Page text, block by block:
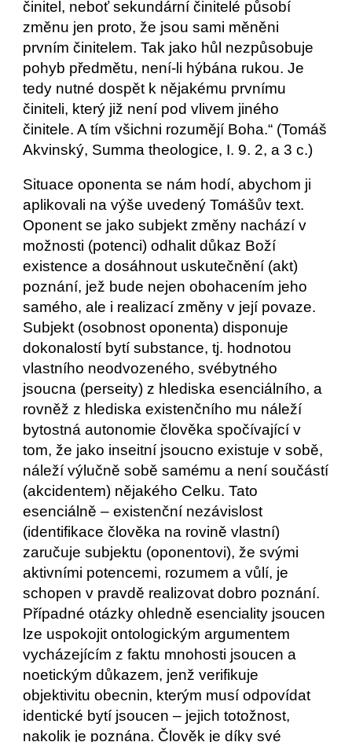
činitel, neboť sekundární činitelé působí
změnu jen proto, že jsou sami měněni
prvním činitelem. Tak jako hůl nezpůsobuje
pohyb předmětu, není-li hýbána rukou. Je
tedy nutné dospět k nějakému prvnímu
činiteli, který již není pod vlivem jiného
činitele. A tím všichni rozumějí Boha.“ (Tomáš
Akvinský, Summa theologice, I. 9. 2, a 3 c.)
Situace oponenta se nám hodí, abychom ji
aplikovali na výše uvedený Tomášův text.
Oponent se jako subjekt změny nachází v
možnosti (potenci) odhalit důkaz Boží
existence a dosáhnout uskutečnění (akt)
poznání, jež bude nejen obohacením jeho
samého, ale i realizací změny v její povaze.
Subjekt (osobnost oponenta) disponuje
dokonalostí bytí substance, tj. hodnotou
vlastního neodvozeného, svébytného
jsoucna (perseity) z hlediska esenciálního, a
rovněž z hlediska existenčního mu náleží
bytostná autonomie člověka spočívající v
tom, že jako inseitní jsoucno existuje v sobě,
náleží výlučně sobě samému a není součástí
(akcidentem) nějakého Celku. Tato
esenciálně – existenční nezávislost
(identifikace člověka na rovině vlastní)
zaručuje subjektu (oponentovi), že svými
aktivními potencemi, rozumem a vůlí, je
schopen v pravdě realizovat dobro poznání.
Případné otázky ohledně esenciality jsoucen
lze uspokojit ontologickým argumentem
vycházejícím z faktu mnohosti jsoucen a
noetickým důkazem, jenž verifikuje
objektivitu obecnin, kterým musí odpovídat
identické bytí jsoucen – jejich totožnost,
nakolik je poznána. Člověk je díky své